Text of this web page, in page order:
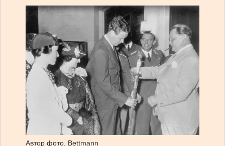
Автор фото, Bettmann